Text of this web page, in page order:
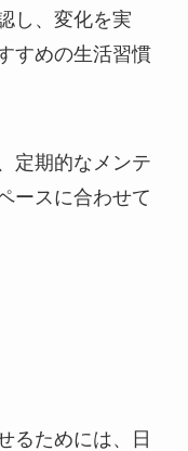
し、変化を実
すめの生活習慣
定期的なメンテ
ースに合わせて
るためには、日